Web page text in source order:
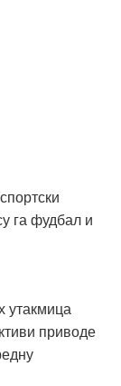
га фудбал и
утакмица
приводе